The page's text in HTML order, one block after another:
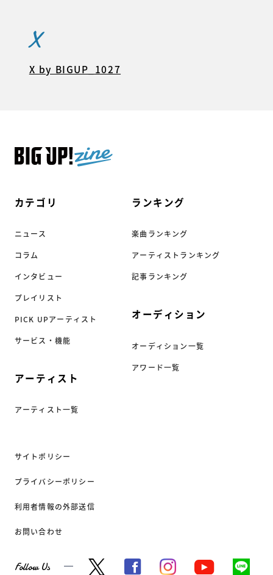
カテゴリ
ニュース
コラム
インタビュー
プレイリスト
PICK UPアーティスト
サービス・機能
アーティスト
アーティスト一覧
ランキング
楽曲ランキング
アーティストランキング
記事ランキング
オーディション
オーディション一覧
アワード一覧
サイトポリシー
プライバシーポリシー
利用者情報の外部送信
お問い合わせ
Follow Us
X
X by BIGUP_1027